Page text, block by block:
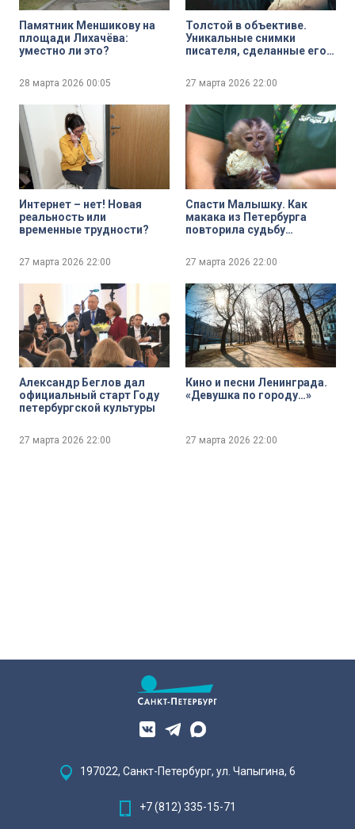
Памятник Меншикову на
площади Лихачёва:
уместно ли это?
28 марта 2026 00:05
Толстой в объективе.
Уникальные снимки
писателя, сделанные его
27 марта 2026 22:00
Интернет – нет! Новая
реальность или
временные трудности?
27 марта 2026 22:00
Спасти Малышку. Как
макака из Петербурга
повторила судьбу
27 марта 2026 22:00
Александр Беглов дал
официальный старт Году
петербургской культуры
27 марта 2026 22:00
Кино и песни Ленинграда.
«Девушка по городу…»
27 марта 2026 22:00
197022, Санкт-Петербург, ул. Чапыгина, 6
+7 (812) 335-15-71